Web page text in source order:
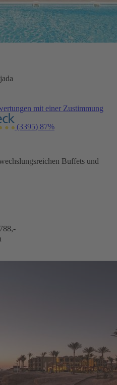
mit einer Zustimmung
(3395) 87%
Buffets und
788,-